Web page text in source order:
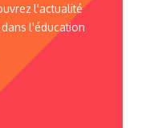
l'actualité
l'éducation